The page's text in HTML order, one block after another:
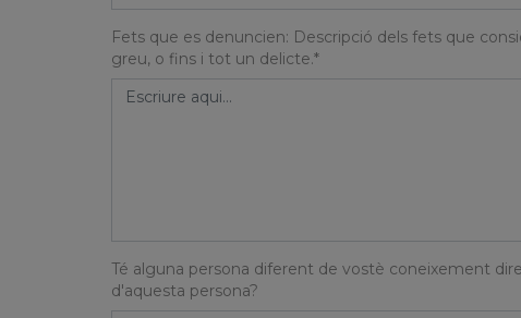
Fets que es denuncien: Descripció dels fets que
greu, o fins i tot un delicte.*
Té alguna persona diferent de vostè coneixement
d'aquesta persona?